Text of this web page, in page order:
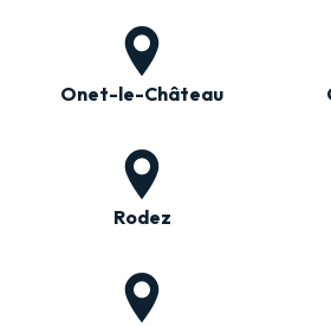
Onet-le-Château
Rodez